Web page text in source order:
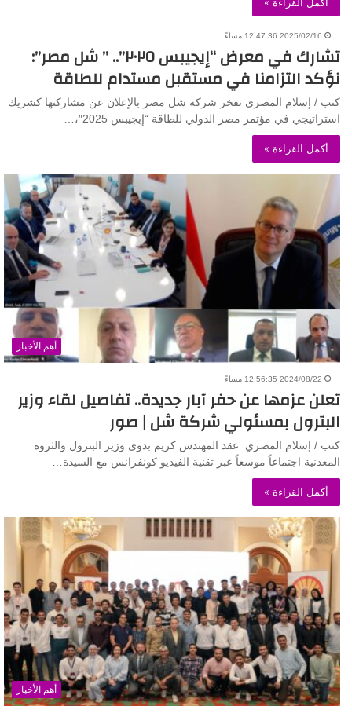
2025/02/16 12:47:36 مساءً
تشارك في معرض “إيجيبس ٢٠٢٥”.. ” شل مصر”:
نؤكد التزامنا في مستقبل مستدام للطاقة
كتب / إسلام المصري تفخر شركة شل مصر بالإعلان عن مشاركتها كشريك
استراتيجي في مؤتمر مصر الدولي للطاقة “إيجيبس 2025″،…
أكمل القراءة »
أهم الأخبار
2024/08/22 12:56:35 مساءً
تعلن عزمها عن حفر آبار جديدة.. تفاصيل لقاء وزير
البترول بمسئولي شركة شل | صور
كتب / إسلام المصري عقد المهندس كريم بدوى وزير البترول والثروة
المعدنية اجتماعاً موسعاً عبر تقنية الفيديو كونفرانس مع السيدة…
أكمل القراءة »
أهم الأخبار